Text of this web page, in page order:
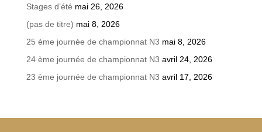
Stages d’été mai 26, 2026
(pas de titre) mai 8, 2026
25 ème journée de championnat N3 mai 8, 2026
24 ème journée de championnat N3 avril 24, 2026
23 ème journée de championnat N3 avril 17, 2026